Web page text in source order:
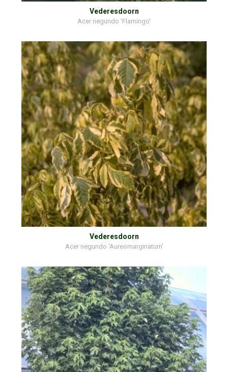
Vederesdoorn
Acer negundo 'Flamingo'
Vederesdoorn
Acer negundo 'Aureomarginatum'